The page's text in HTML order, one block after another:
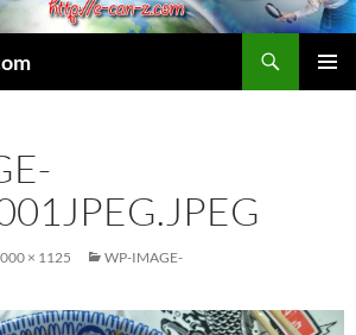
× 1125
WP-IMAGE-